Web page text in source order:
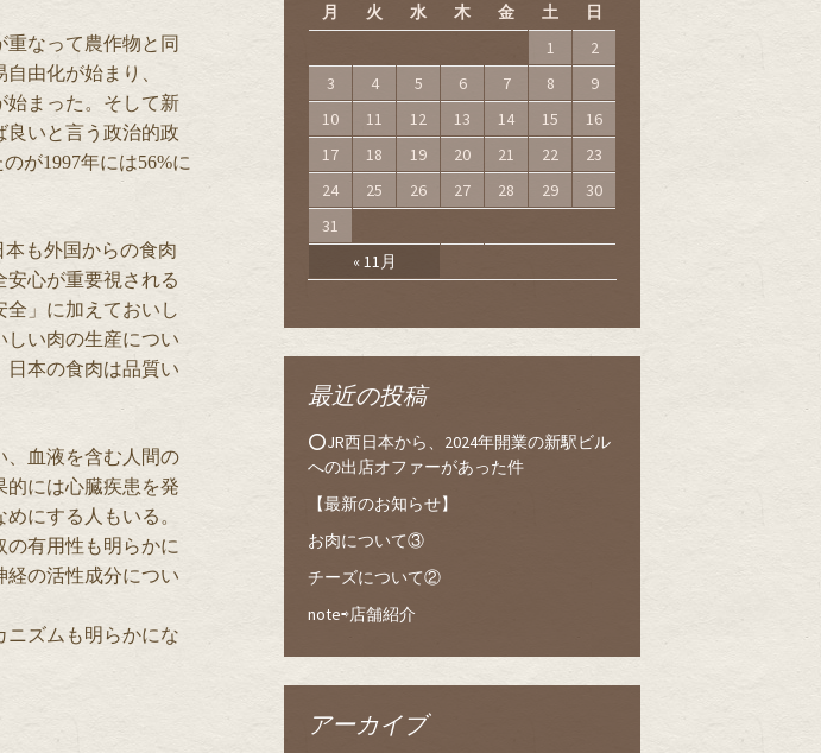
なって農作物と同
由化が始まり、
始まった。そして新
良いと言う政治的政
が1997年には56%に
も外国からの食肉
心が重要視される
」に加えておいし
しい肉の生産につい
日本の食肉は品質い
、血液を含む人間の
的には心臓疾患を発
にする人もいる。
の有用性も明らかに
経の活性成分につい
ニズムも明らかにな
月
火 水 木 金 土 日
« 11月
1
2
3
4 5 6 7 8
9
10
11 12 13 14 15
16
17
18 19 20 21 22
23
24
25 26 27 28 29
30
31
最近の投稿
⭕️JR西日本から、2024年開業の新駅ビル
への出店オファーがあった件
【最新のお知らせ】
お肉について③
チーズについて②
note⇨店舗紹介
アーカイブ